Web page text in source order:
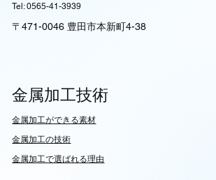
Tel: 0565-41-3939
〒471-0046 豊田市本新町4-38
金属加工技術
​金属加工ができる素材
​金属加工の技術
金属加工で選ばれる理由